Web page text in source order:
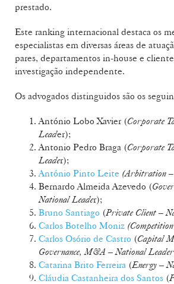
prestado.
Este ranking internacional destaca os
especialistas em diversas áreas de
pares, departamentos in-house e
investigação independente.
Os advogados distinguidos são os
António Lobo Xavier (Corporate
Leader);
Antonio Pedro Braga (Corporate
Leader);
António Pinto Leite (Arbitration –
Bernardo Almeida Azevedo (
National Leader);
Bruno Santiago (Private Client –
Carlos Botelho Moniz
Carlos Osório de Castro (Capital
Governance, M&A – National Leader
Catarina Brito Ferreira (Energy –
Cláudia Castanheira dos Santos (